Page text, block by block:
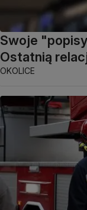
Swoje
Ostatnią
OKOLICE